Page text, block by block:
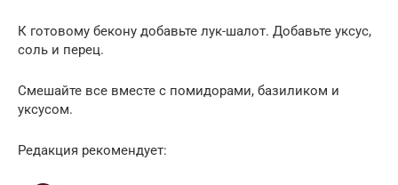
К готовому бекону добавьте лук-шалот. Добавьте уксус,
соль и перец.
Смешайте все вместе с помидорами, базиликом и
уксусом.
Редакция рекомендует: